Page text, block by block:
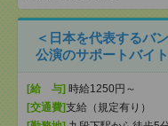
＜日本を代表するバ
公演のサポートバイ
[給 与] 時給1250円～
[交通費]支給（規定有り）